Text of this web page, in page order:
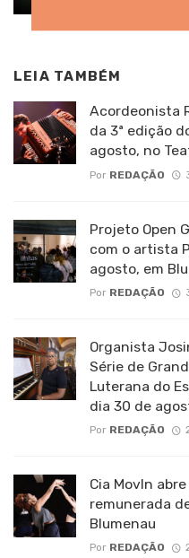
LEIA TAMBÉM
Acordeonista
da 3ª edição
agosto, no
Por REDAÇÃO
Projeto Open
com o artista
agosto, em
Por REDAÇÃO
Organista
Série de
Luterana do
dia 30 de
Por REDAÇÃO
Cia MovIn
remunerada
Blumenau
Por REDAÇÃO